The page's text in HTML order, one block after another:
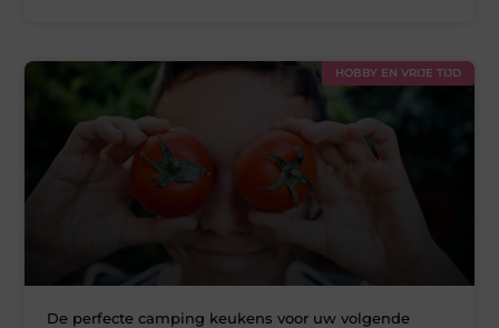
HOBBY EN VRIJE TIJD
De perfecte camping keukens voor uw volgende